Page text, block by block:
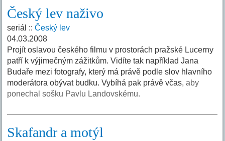
Český lev naživo
seriál ::Český lev
04.03.2008
Projít oslavou českého filmu v prostorách pražské Lucerny
patří k výjimečným zážitkům. Vidíte tak například Jana
Budaře mezi fotografy, který má právě podle slov hlavního
moderátora obývat budku. Vybíhá pak právě včas,aby
ponechal sošku Pavlu Landovskému.
Skafandr a motýl